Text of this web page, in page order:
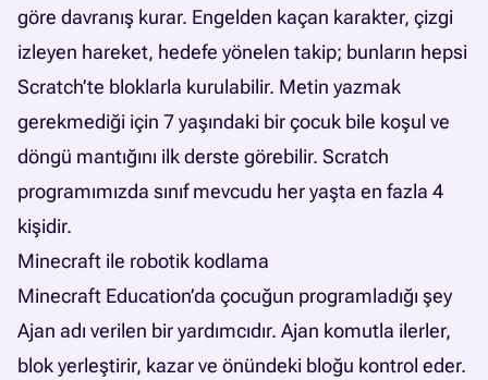
göre davranış kurar. Engelden kaçan karakter, çizgi
izleyen hareket, hedefe yönelen takip; bunların hepsi
Scratch’te bloklarla kurulabilir. Metin yazmak
gerekmediği için 7 yaşındaki bir çocuk bile koşul ve
döngü mantığını ilk derste görebilir. Scratch
programımızda sınıf mevcudu her yaşta en fazla 4
kişidir.
Minecraft ile robotik kodlama
Minecraft Education’da çocuğun programladığı şey
Ajan adı verilen bir yardımcıdır. Ajan komutla ilerler,
blok yerleştirir, kazar ve önündeki bloğu kontrol eder.